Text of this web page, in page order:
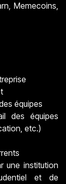
Memecoins,
équipes
des équipes
etc.)
une institution
et de